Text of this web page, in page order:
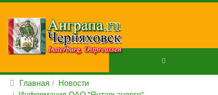
Главная
Новости